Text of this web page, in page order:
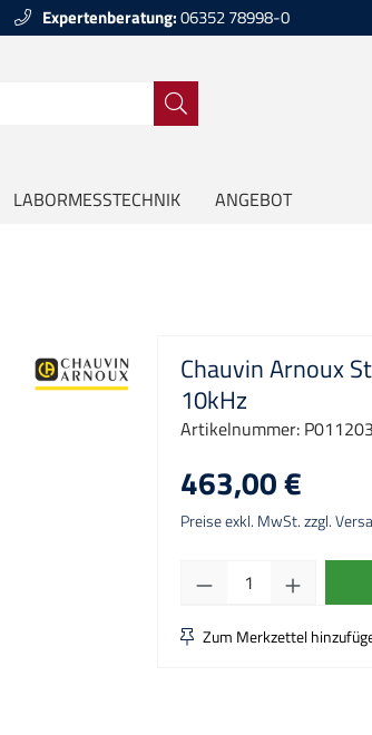
Expertenberatung:06352 78998-0
LABORMESSTECHNIK ANGEBOT
Chauvin Arnoux
10kHz
Artikelnummer:
463,00 €
Preise exkl. MwSt. zzgl.
Produkt
Zum Merkzettel